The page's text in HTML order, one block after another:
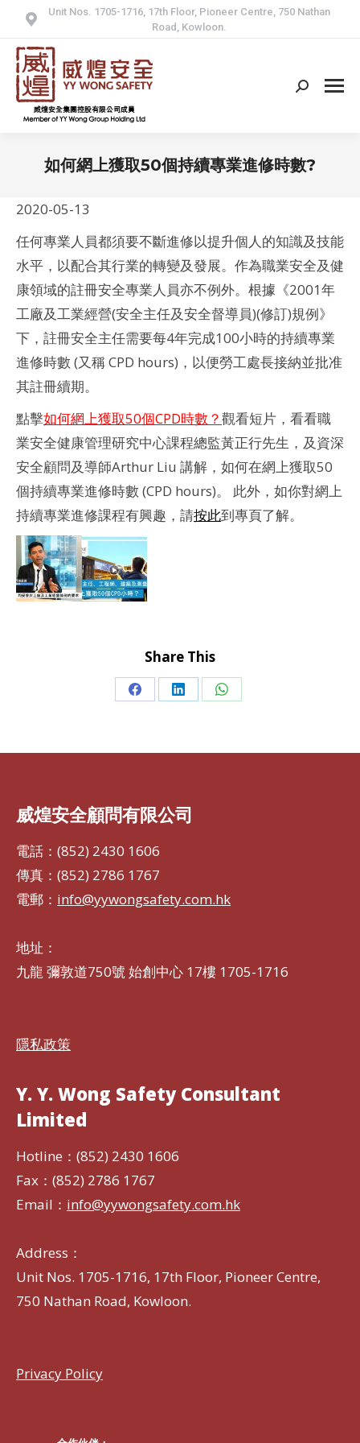
Unit Nos. 1705-1716, 17th Floor, Pioneer Centre, 750 Nathan
Road, Kowloon.
Search:
如何網上獲取50個持續專業進修時數?
2020-05-13
任何專業人員都須要不斷進修以提升個人的知識及技能
水平，以配合其行業的轉變及發展。作為職業安全及健
康領域的註冊安全專業人員亦不例外。根據《2001年
工廠及工業經營(安全主任及安全督導員)(修訂)規例》
下，註冊安全主任需要每4年完成100小時的持續專業
進修時數 (又稱 CPD hours)，以便勞工處長接納並批准
其註冊續期。
點擊如何網上獲取50個CPD時數？觀看短片，看看職
業安全健康管理研究中心課程總監黃正行先生，及資深
安全顧問及導師Arthur Liu 講解，如何在網上獲取50
個持續專業進修時數 (CPD hours)。 此外，如你對網上
持續專業進修課程有興趣，請按此到專頁了解。
Share This
Share Share Share
威煌安全顧問有限公司
電話：(852) 2430 1606
傳真：(852) 2786 1767
電郵： info@yywongsafety.com.hk
地址：
九龍 彌敦道750號 始創中心 17樓 1705-1716
隱私政策
Y. Y. Wong Safety Consultant
Limited
Hotline：(852) 2430 1606
Fax：(852) 2786 1767
Email： info@yywongsafety.com.hk
Address：
Unit Nos. 1705-1716, 17th Floor, Pioneer Centre,
750 Nathan Road, Kowloon.
Privacy Policy